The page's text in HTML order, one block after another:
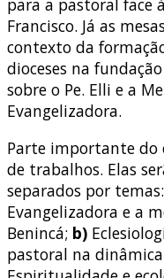
para a pastoral face
Francisco. Já as
contexto da
dioceses na
sobre o Pe. Elli e a
Evangelizadora.
Parte importante do
de trabalhos. Elas
separados por temas:
Evangelizadora e a
Benincá; b)
pastoral na